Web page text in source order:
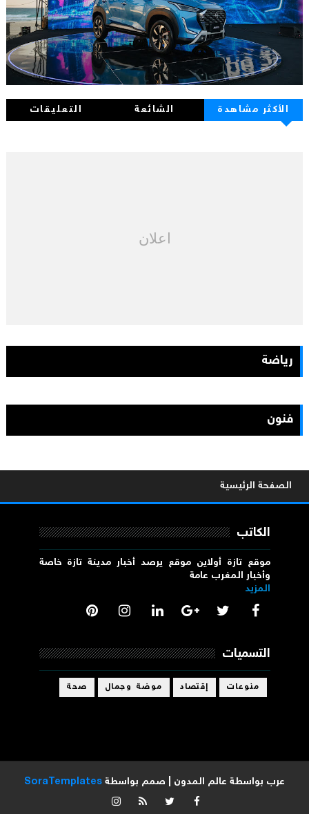
الأكثر مشاهدة الشائعة التعليقات
اعلان
رياضة
فنون
الصفحة الرئيسية
الكاتب
موقع تازة أولاين موقع يرصد أخبار مدينة تازة خاصة
وأخبار المغرب عامة
المزيد
التسميات
منوعات إقتصاد موضة وجمال صحة
عرب بواسطة عالم المدون | صمم بواسطة SoraTemplates